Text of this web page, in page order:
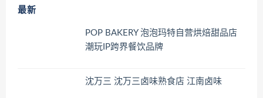
最新
POP BAKERY 泡泡玛特自营烘焙甜品店
潮玩IP跨界餐饮品牌
沈万三 沈万三卤味熟食店 江南卤味